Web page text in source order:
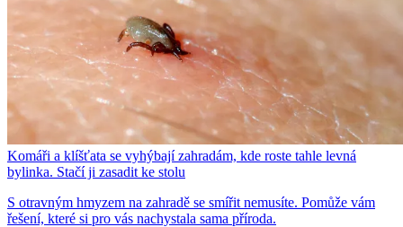
Komáři a klíšťata se vyhýbají zahradám, kde roste tahle levná
bylinka. Stačí ji zasadit ke stolu
S otravným hmyzem na zahradě se smířit nemusíte. Pomůže vám
řešení, které si pro vás nachystala sama příroda.